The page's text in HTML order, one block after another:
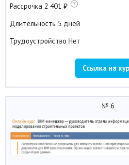
Рассрочка 2 401
Длительность 5 дней
Трудоустройство Нет
Ссылка на
№ 6